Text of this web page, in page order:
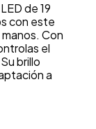
de 19
con este
Con
el
brillo
a